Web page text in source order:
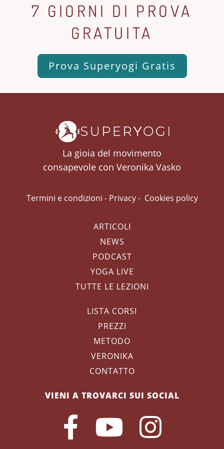
7 GIORNI DI PROVA
GRATUITA
Prova Superyogi Gratis
La gioia del movimento
consapevole con Veronika Vasko
Termini e condizioni - Privacy- Cookies policy
ARTICOLI
NEWS
PODCAST
YOGA LIVE
TUTTE LE LEZIONI
LISTA CORSI
PREZZI
METODO
VERONIKA
CONTATTO
VIENI A TROVARCI SUI SOCIAL